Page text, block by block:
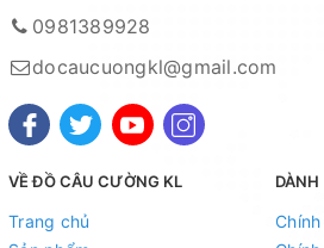
0981389928
docaucuongkl@gmail.com
VỀ ĐỒ CÂU CƯỜNG KL
Trang chủ